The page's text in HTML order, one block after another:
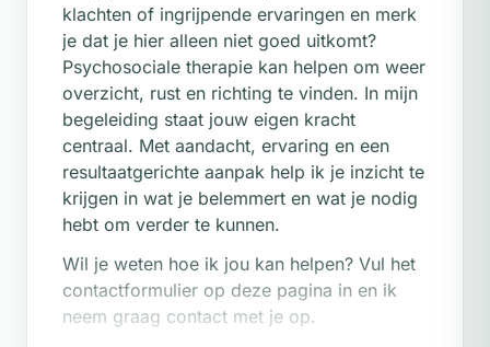
klachten of ingrijpende ervaringen en merk
je dat je hier alleen niet goed uitkomt?
Psychosociale therapie kan helpen om weer
overzicht, rust en richting te vinden. In mijn
begeleiding staat jouw eigen kracht
centraal. Met aandacht, ervaring en een
resultaatgerichte aanpak help ik je inzicht te
krijgen in wat je belemmert en wat je nodig
hebt om verder te kunnen.
Wil je weten hoe ik jou kan helpen? Vul het
contactformulier op deze pagina in en ik
neem graag contact met je op.